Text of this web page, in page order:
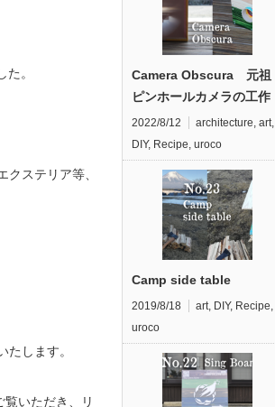
。
ステリア等、
します。
いただき、リ
Camera Obscura 元祖
ピンホールカメラの工作
2022/8/12 architecture, art,
DIY, Recipe, uroco
Camp side table
2019/8/18 art, DIY, Recipe,
uroco